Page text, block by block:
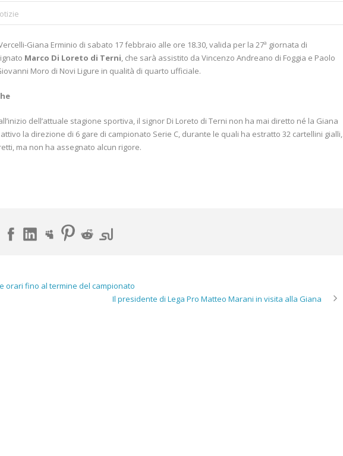
Giana Erminio di sabato 17 febbraio alle ore 18.30, valida per la 27ª giornata di
Marco Di Loreto di Terni, che sarà assistito da Vincenzo Andreano di Foggia e Paolo
Moro di Novi Ligure in qualità di quarto ufficiale.
dell’attuale stagione sportiva, il signor Di Loreto di Terni non ha mai diretto né la Giana
la direzione di 6 gare di campionato Serie C, durante le quali ha estratto 32 cartellini gialli,
ma non ha assegnato alcun rigore.
orari fino al termine del campionato
Il presidente di Lega Pro Matteo Marani in visita alla Giana